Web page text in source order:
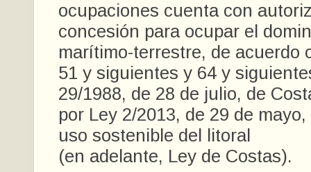
ocupaciones cuenta con
concesión para ocupar el
marítimo-terrestre, de acuerdo
51 y siguientes y 64 y
29/1988, de 28 de julio, de
por Ley 2/2013, de 29 de
uso sostenible del litoral
(en adelante, Ley de Costas).